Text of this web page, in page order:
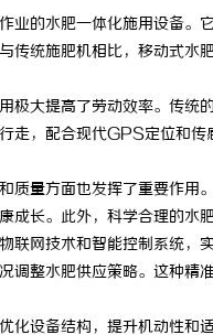
业的水肥一体化施用设备
传统施肥机相比，移动式
极大提高了劳动效率。传
走，配合现代GPS定位和
质量方面也发挥了重要作
成长。此外，科学合理的水
联网技术和智能控制系统
调整水肥供应策略。这种
化设备结构，提升机动性